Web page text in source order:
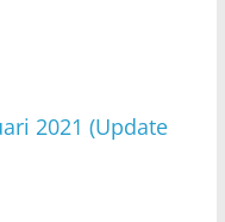
2021 (Update